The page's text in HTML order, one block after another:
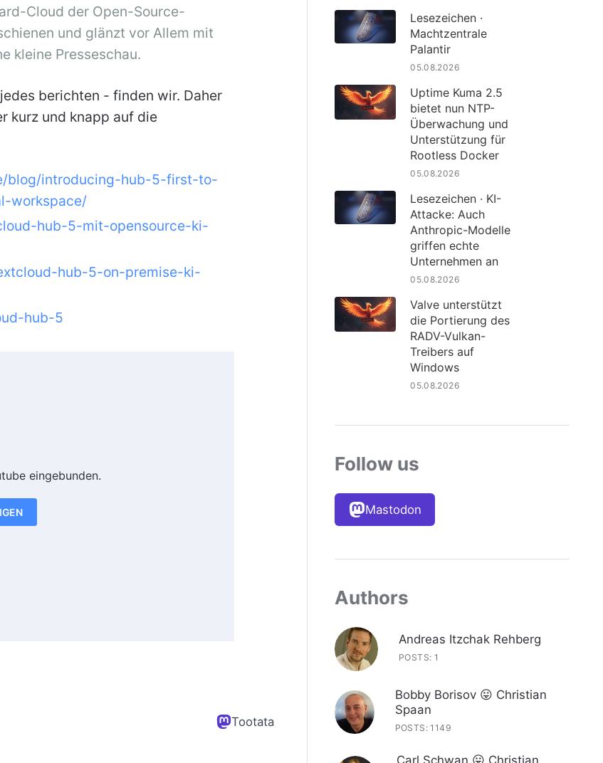
Cloud der Open-Source-
und glänzt vor Allem mit
kleine Presseschau.
berichten - finden wir. Daher
kurz und knapp auf die
blog/introducing-hub-5-first-to-
workspace/
hub-5-mit-opensource-ki-
hub-5-on-premise-ki-
hub-5
eingebunden.
Tootata
Lesezeichen ·
Machtzentrale
Palantir
05.08.2026
Uptime Kuma 2.5
bietet nun NTP-
Überwachung und
Unterstützung für
Rootless Docker
05.08.2026
Lesezeichen · KI-
Attacke: Auch
Anthropic-Modelle
griffen echte
Unternehmen an
05.08.2026
Valve unterstützt
die Portierung des
RADV-Vulkan-
Treibers auf
Windows
05.08.2026
Follow us
Mastodon
Authors
Andreas Itzchak Rehberg
POSTS: 1
Bobby Borisov 😛 Christian
Spaan
POSTS: 1149